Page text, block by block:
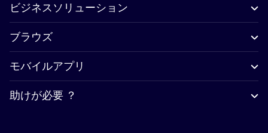
ビジネスソリューション
ブラウズ
モバイルアプリ
助けが必要 ？